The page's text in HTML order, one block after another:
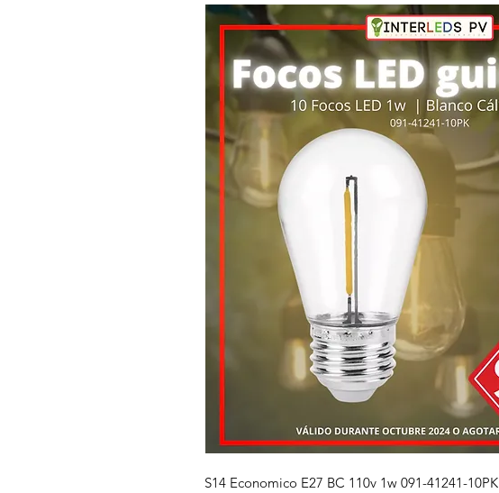
S14 Economico E27 BC 110v 1w 091-41241-10PK